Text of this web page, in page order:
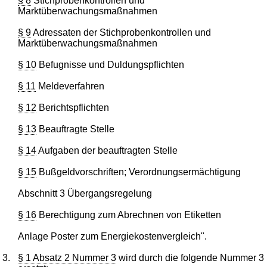
Marktüberwachungsmaßnahmen
§ 9Adressaten der Stichprobenkontrollen und
Marktüberwachungsmaßnahmen
§ 10 Befugnisse und Duldungspflichten
§ 11 Meldeverfahren
§ 12 Berichtspflichten
§ 13 Beauftragte Stelle
§ 14Aufgaben der beauftragten Stelle
§ 15 Bußgeldvorschriften; Verordnungsermächtigung
Abschnitt 3 Übergangsregelung
§ 16 Berechtigung zum Abrechnen von Etiketten
Anlage Poster zum Energiekostenvergleich".
3. § 1 Absatz 2 Nummer 3 wird durch die folgende Nummer 3